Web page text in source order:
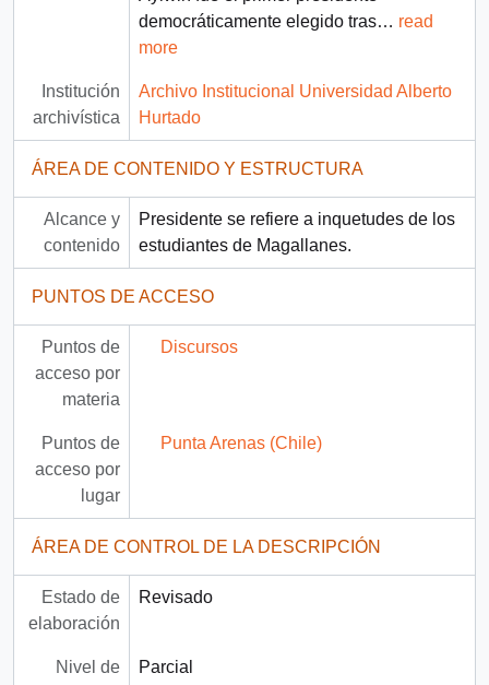
democráticamente elegido tras… read
more
Institución
archivística
Archivo Institucional Universidad Alberto
Hurtado
ÁREA DE CONTENIDO Y ESTRUCTURA
Alcance y
contenido
Presidente se refiere a inquetudes de los
estudiantes de Magallanes.
PUNTOS DE ACCESO
Puntos de
acceso por
materia
Discursos
Puntos de
acceso por
lugar
Punta Arenas (Chile)
ÁREA DE CONTROL DE LA DESCRIPCIÓN
Estado de
elaboración
Revisado
Nivel de
Parcial